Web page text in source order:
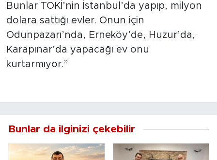
Bunlar TOKİ’nin İstanbul’da yapıp, milyon
dolara sattığı evler. Onun için
Odunpazarı’nda, Erneköy’de, Huzur’da,
Karapınar’da yapacağı ev onu
kurtarmıyor.”
Bunlar da ilginizi çekebilir